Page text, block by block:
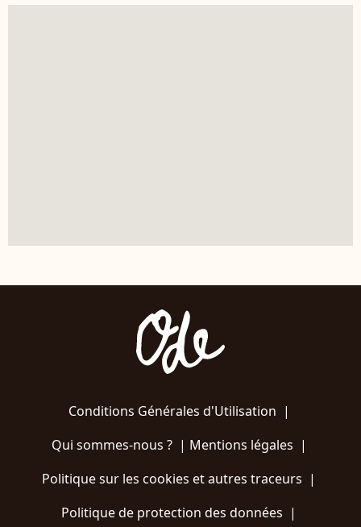
Conditions Générales d'Utilisation |
Qui sommes-nous ?| Mentions légales |
Politique sur les cookies et autres traceurs |
Politique de protection des données |